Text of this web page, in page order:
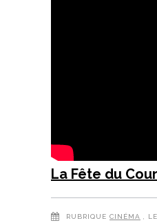
La Fête du
RUBRIQUE CINÉMA
,